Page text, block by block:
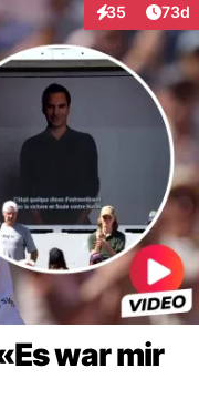
35
Interaktionen
73d
war mir